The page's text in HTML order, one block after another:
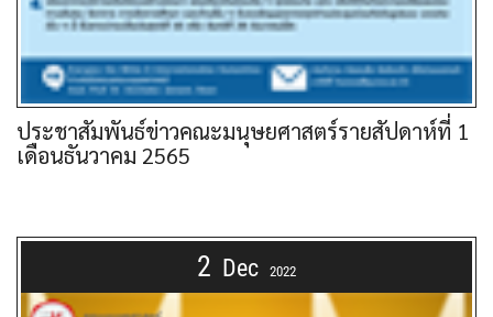
ประชาสัมพันธ์ข่าวคณะมนุษยศาสตร์รายสัปดาห์ที่ 1
เดือนธันวาคม 2565
2 Dec 2022